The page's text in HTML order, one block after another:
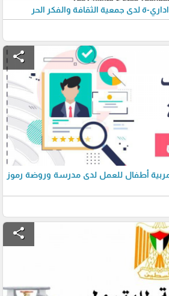
ة لدى جمعية الثقافة والفكر الحر
share
أطفال للعمل لدى مدرسة وروضة رموز
share